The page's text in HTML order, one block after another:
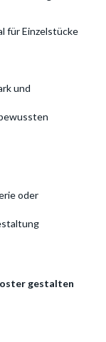
für Einzelstücke
und
oder
gestalten